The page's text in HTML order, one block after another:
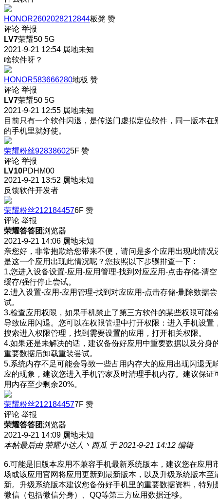
HONOR2602028212844板凳 赞
评论 举报
LV7荣耀50 5G
2021-9-21 12:54 属地未知
啥软件呀？
HONOR583666280地板 赞
评论 举报
LV7荣耀50 5G
2021-9-21 12:55 属地未知
目前只有一个软件闪退，是传送门虚拟定位软件，同一版本在
的手机里就好使。
荣耀粉丝928386025F 赞
评论 举报
LV10PDHM00
2021-9-21 13:52 属地未知
反馈软件开发者
荣耀粉丝2121844576F 赞
评论 举报
荣耀答答团浏览器
2021-9-21 14:06 属地未知
亲您好，非常抱歉给您带来不便，请问是多个应用出现此情况
是这一个应用出现此情况呢？您按照以下步骤排查一下：
1.您进入设备设置-应用-应用管理-找到对应应用-点击存储-清空
缓存/强行停止尝试。
2.进入设置-应用-应用管理-找到对应应用-点击存储-删除数据尝
试。
3.检查应用权限，如果手机禁止了第三方软件的某些权限可能
导致应用闪退。您可以在权限管理中打开权限：进入手机设置
搜索进入权限管理，找到需要设置的应用，打开相关权限。
4.如果还是未解决的话，建议备份好应用中重要数据以及分身
重要数据后卸载重装尝试。
5.系统内存不足可能会导致一些占用内存大的应用出现闪退无
应的现象，建议您进入手机管家及时清理手机内存。建议保证
用内存至少剩余20%。
荣耀粉丝2121844577F 赞
评论 举报
荣耀答答团浏览器
2021-9-21 14:09 属地未知
本帖最后由 荣耀小达人丶西瓜 于 2021-9-21 14:12 编辑
6.可能是旧版本应用不兼容手机最新系统版本，建议您在应用
场或该应用官网将应用更新到最新版本，以及升级系统版本至
新。升级系统版本建议您备份好手机里的重要数据资料，特别
微信（包括微信分身）、QQ等第三方应用数据迁移。